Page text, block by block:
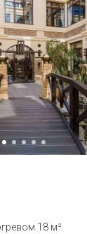
18 м²